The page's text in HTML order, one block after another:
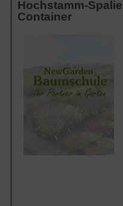
Hochstamm-
Container